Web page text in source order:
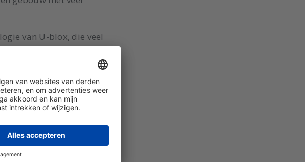
van U-blox, die veel
de Lumenradio Mesh-
eenvoudig wijzigen